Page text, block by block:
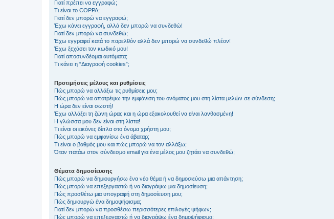
Γιατί πρέπει να εγγραφώ;
Τι είναι το COPPA;
Γιατί δεν μπορώ να εγγραφώ;
Έχω κάνει εγγραφή, αλλά δεν μπορώ να συνδεθώ!
Γιατί δεν μπορώ να συνδεθώ;
Έχω εγγραφεί κατά το παρελθόν αλλά δεν μπορώ να συνδεθώ πλέον!
Έχω ξεχάσει τον κωδικό μου!
Γιατί αποσυνδέομαι αυτόματα;
Τι κάνει η “Διαγραφή cookies”;
Προτιμήσεις μέλους και ρυθμίσεις
Πώς μπορώ να αλλάξω τις ρυθμίσεις μου;
Πώς μπορώ να αποτρέψω την εμφάνιση του ονόματος μου στη λίστα μελών σε σύνδεση;
Η ώρα δεν είναι σωστή!
Έχω αλλάξει τη ζώνη ώρας και η ώρα εξακολουθεί να είναι λανθασμένη!
Η γλώσσα μου δεν είναι στη λίστα!
Τι είναι οι εικόνες δίπλα στο όνομα χρήστη μου;
Πώς μπορώ να εμφανίσω ένα άβαταρ;
Τι είναι ο βαθμός μου και πώς μπορώ να τον αλλάξω;
Όταν πατάω στον σύνδεσμο email για ένα μέλος μου ζητάει να συνδεθώ;
Θέματα δημοσίευσης
Πώς μπορώ να δημιουργήσω ένα νέο θέμα ή να δημοσιεύσω μια απάντηση;
Πώς μπορώ να επεξεργαστώ ή να διαγράψω μια δημοσίευση;
Πώς προσθέτω μια υπογραφή στη δημοσίευση μου;
Πώς δημιουργώ ένα δημοψήφισμα;
Γιατί δεν μπορώ να προσθέσω περισσότερες επιλογές ψήφων;
Πώς μπορώ να επεξεργαστώ ή να διαγράψω ένα δημοψήφισμα;